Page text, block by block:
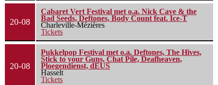
20-08
Cabaret Vert Festival met o.a. Nick Cave & the
Bad Seeds, Deftones, Body Count feat. Ice-T
Charleville-Mézières
Tickets
20-08
Pukkelpop Festival met o.a. Deftones, The Hives,
Stick to your Guns, Chat Pile, Deafheaven,
Ploegendienst, dEUS
Hasselt
Tickets